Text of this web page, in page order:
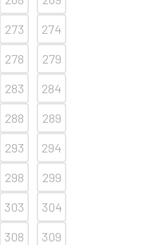
273
274
278
279
283
284
288
289
293
294
298
299
303
304
308
309